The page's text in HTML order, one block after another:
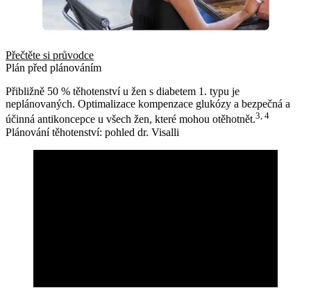
Přečtěte si průvodce
Plán před plánováním
Přibližně 50 % těhotenství u žen s diabetem 1. typu je
neplánovaných. Optimalizace kompenzace glukózy a bezpečná a
účinná antikoncepce u všech žen, které mohou otěhotnět.3, 4
Plánování těhotenství: pohled dr. Visalli